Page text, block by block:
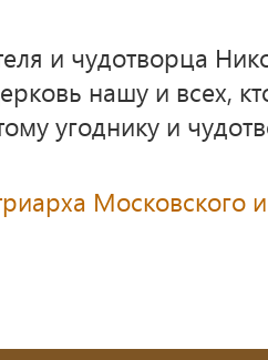
и чудотворца
нашу и всех,
угоднику и
Московского